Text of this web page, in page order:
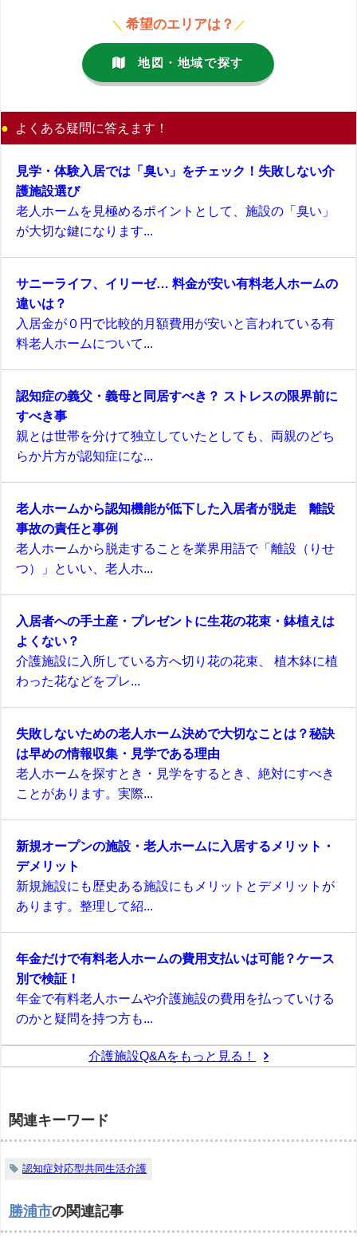
＼ 希望のエリアは？ ／
地図・地域で探す
よくある疑問に答えます！
見学・体験入居では「臭い」をチェック！失敗しない介
護施設選び
老人ホームを見極めるポイントとして、施設の「臭い」
が大切な鍵になります...
サニーライフ、イリーゼ… 料金が安い有料老人ホームの
違いは？
入居金が０円で比較的月額費用が安いと言われている有
料老人ホームについて...
認知症の義父・義母と同居すべき？ ストレスの限界前に
すべき事
親とは世帯を分けて独立していたとしても、両親のどち
らか片方が認知症にな...
老人ホームから認知機能が低下した入居者が脱走 離設
事故の責任と事例
老人ホームから脱走することを業界用語で「離設（りせ
つ）」といい、老人ホ...
入居者への手土産・プレゼントに生花の花束・鉢植えは
よくない？
介護施設に入所している方へ切り花の花束、 植木鉢に植
わった花などをプレ...
失敗しないための老人ホーム決めで大切なことは？秘訣
は早めの情報収集・見学である理由
老人ホームを探すとき・見学をするとき、絶対にすべき
ことがあります。実際...
新規オープンの施設・老人ホームに入居するメリット・
デメリット
新規施設にも歴史ある施設にもメリットとデメリットが
あります。整理して紹...
年金だけで有料老人ホームの費用支払いは可能？ケース
別で検証！
年金で有料老人ホームや介護施設の費用を払っていける
のかと疑問を持つ方も...
介護施設Q&Aをもっと見る！
関連キーワード
認知症対応型共同生活介護
勝浦市の関連記事